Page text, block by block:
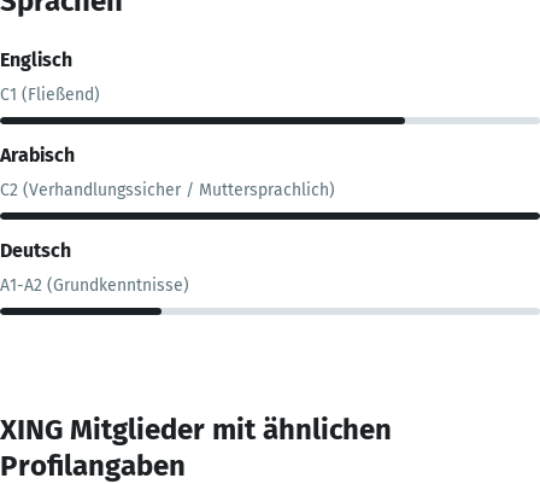
Englisch
C1 (Fließend)
Arabisch
C2 (Verhandlungssicher / Muttersprachlich)
Deutsch
A1-A2 (Grundkenntnisse)
XING Mitglieder mit ähnlichen
Profilangaben